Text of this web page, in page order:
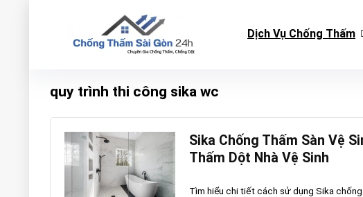
Dịch Vụ Chống Thấm
quy trình thi công sika wc
Sika Chống Thấm Sàn Vệ
Thấm Dột Nhà Vệ Sinh
Tìm hiểu chi tiết cách sử dụng Sika